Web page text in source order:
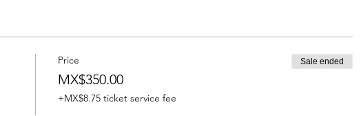
Price
MX$350.00
+MX$8.75 ticket service fee
Sale ended